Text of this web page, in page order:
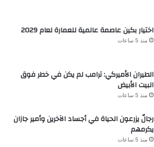
اختيار بكين عاصمة عالمية للعمارة لعام 2029
منذ 5 ساعات
الطيران الأميركي: ترامب لم يكن في خطر فوق
البيت الأبيض
منذ 5 ساعات
رجالٌ يزرعون الحياة في أجساد الآخرين وأمير جازان
يكرمهم
منذ 5 ساعات